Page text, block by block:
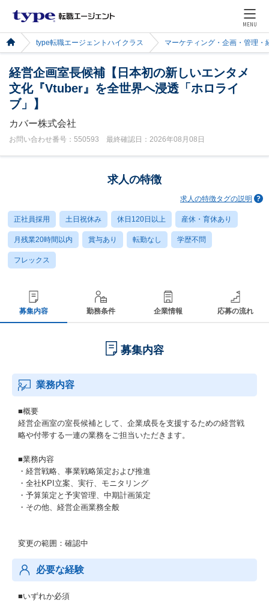
MENU
type転職エージェントハイクラス マーケティング・企画・管理・
経営企画室長候補【日本初の新しいエンタメ
文化『Vtuber』を全世界へ浸透「ホロライ
ブ」】
カバー株式会社
お問い合わせ番号：550593 最終確認日：2026年08月08日
求人の特徴
求人の特徴タグの説明
正社員採用 土日祝休み 休日120日以上 産休・育休あり
月残業20時間以内 賞与あり 転勤なし 学歴不問
フレックス
募集内容 勤務条件 企業情報 応募の流れ
募集内容
業務内容
■概要
経営企画室の室長候補として、企業成長を支援するための経営戦
略や付帯する一連の業務をご担当いただきます。
■業務内容
・経営戦略、事業戦略策定および推進
・全社KPI立案、実行、モニタリング
・予算策定と予実管理、中期計画策定
・その他、経営企画業務全般
変更の範囲：確認中
必要な経験
■いずれか必須